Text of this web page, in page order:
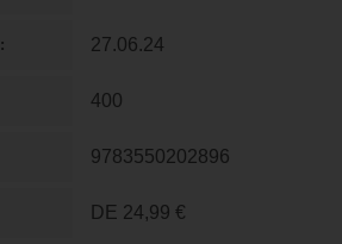
27.06.24
400
9783550202896
DE 24,99 €